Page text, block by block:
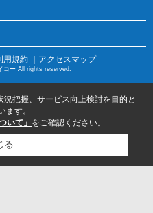
用規約 ｜アクセスマップ
コー All rights reserved.
把握、サービス向上検討を目的と
ます。
いて」 をご確認ください。
る